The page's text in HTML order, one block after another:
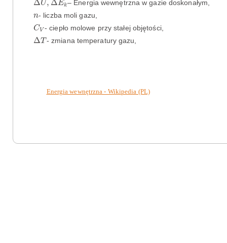
ΔU, ΔEk– Energia wewnętrzna w gazie doskonałym,
n
n- liczba moli gazu,
CV
CV - ciepło molowe przy stałej objętości,
ΔT
Δ T - zmiana temperatury gazu,
Energia wewnętrzna - Wikipedia (PL)